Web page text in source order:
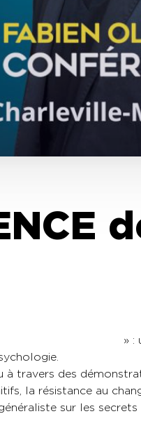
«
à travers des
la résistance au
sur les secrets